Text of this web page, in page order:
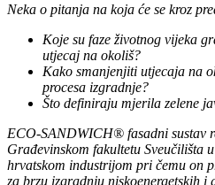
Neka o pitanja na koja će se kroz
Koje su faze životnog vijeka
utjecaj na okoliš?
Kako smanjenjiti utjecaja na
procesa izgradnje?
Što definiraju mjerila zelene
ECO-SANDWICH® fasadni sustav
Građevinskom fakultetu Sveučilišta
hrvatskom industrijom pri čemu on
za brzu izgradnju niskoenergetskih i